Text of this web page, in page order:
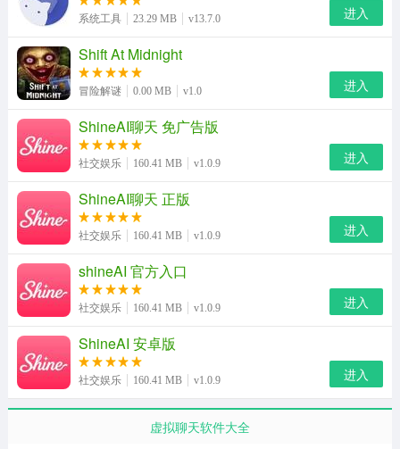
shineAIapp使用教程
系统工具 23.29 MB v13.7.0 进入
Shift At Midnight
冒险解谜 0.00 MB v1.0 进入
ShineAI聊天 免广告版
社交娱乐 160.41 MB v1.0.9 进入
ShineAI聊天 正版
社交娱乐 160.41 MB v1.0.9 进入
shineAI 官方入口
社交娱乐 160.41 MB v1.0.9 进入
ShineAI 安卓版
社交娱乐 160.41 MB v1.0.9 进入
虚拟聊天软件大全